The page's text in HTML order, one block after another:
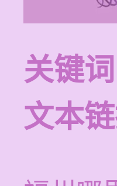
关键词
文本链